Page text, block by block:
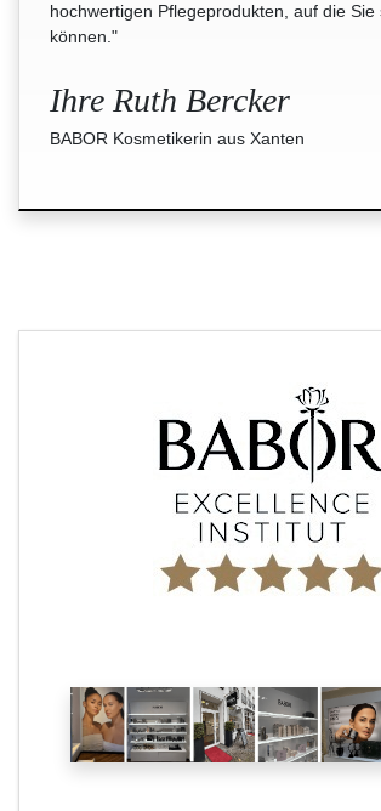
hochwertigen Pflegeprodukten, auf die Sie
können."
Ihre Ruth Bercker
BABOR Kosmetikerin aus Xanten